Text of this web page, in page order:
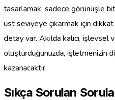
tasarlamak, sadece görünüşle
üst seviyeye çıkarmak için
detay var. Akılda kalıcı, işlevsel
oluşturduğunuzda, işletmenizin
kazanacaktır.
Sıkça Sorulan